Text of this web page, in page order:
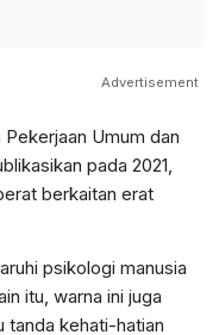
Advertisement
Umum dan
pada 2021,
berkaitan erat
psikologi manusia
itu, warna ini juga
tanda kehati-hatian